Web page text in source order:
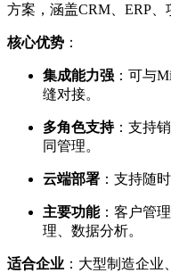
方案，涵盖CRM、ERP、
核心优势 ：
集成能力强 ：可与
缝对接。
多角色支持：支持
同管理。
云端部署 ：支持随
主要功能：客户管
理、数据分析。
适合企业 ：大型制造企业